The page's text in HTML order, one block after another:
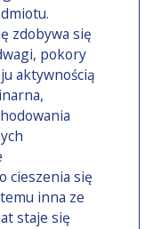
zdobywa się
pokory
aktywnością
cieszenia się
inna ze
staje się